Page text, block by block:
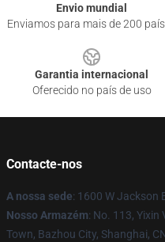
Envio mundial
Enviamos para mais de 200
Garantia internacional
Oferecido no país de uso
Contacte-nos
A nossa sede: 1600 W Jackson
Nosso Armazém: No. 113, Yixin
Town, Bazhou City, Shanghai,